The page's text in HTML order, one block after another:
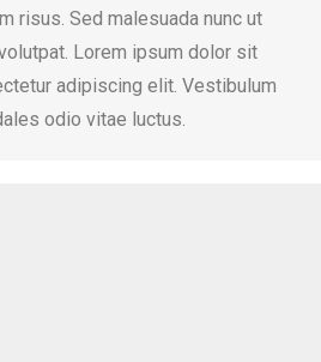
risus. Sed malesuada nunc ut
Lorem ipsum dolor sit
adipiscing elit. Vestibulum
odio vitae luctus.